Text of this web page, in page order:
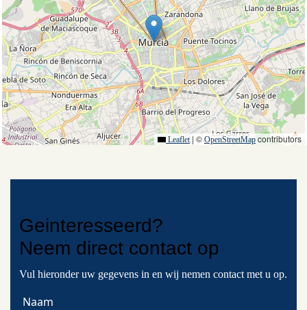
Leaflet | © OpenStreetMap contributors
Geinteresseerd?
Neem direct contact op
Vul hieronder uw gegevens in en wij nemen contact met u op.
Naam